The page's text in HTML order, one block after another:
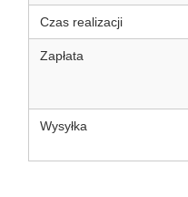
Czas realizacji
Zapłata
Wysyłka